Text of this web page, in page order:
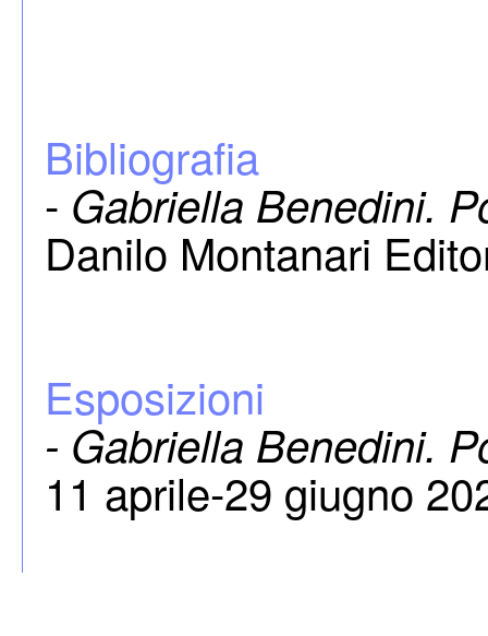
Bibliografia
- Gabriella Benedini.
Danilo Montanari
Esposizioni
- Gabriella Benedini.
11 aprile-29 giugno